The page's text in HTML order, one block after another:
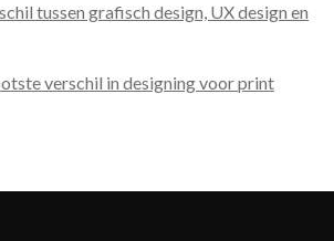
tussen grafisch design, UX design en
verschil in designing voor print